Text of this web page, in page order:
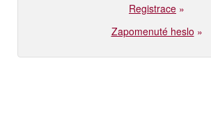
Registrace »
Zapomenuté heslo »